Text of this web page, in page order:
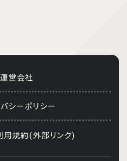
運営会社
シーポリシー
規約(外部リンク)